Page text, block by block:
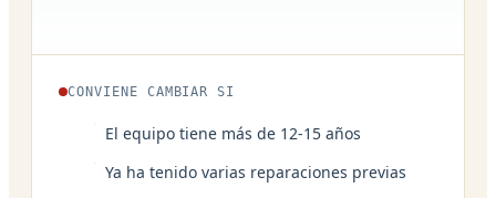
CONVIENE CAMBIAR SI
El equipo tiene más de 12-15 años
Ya ha tenido varias reparaciones previas